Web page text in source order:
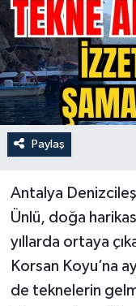
Paylaş
Antalya
Ünlü, doğa
yıllarda ortaya
Korsan Koyu’na
de teknelerin
Siyaset
Spor